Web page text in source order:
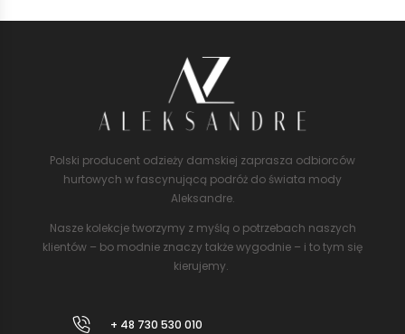
Polski producent odzieży damskiej zaprasza odbiorców
hurtowych w fascynującą podróż do świata mody
Aleksandre.
Nasze kolekcje tworzymy z myślą o potrzebach naszych
klientów – bo modnie znaczy także wygodnie – i to tym się
kierujemy.
+ 48 730 530 010